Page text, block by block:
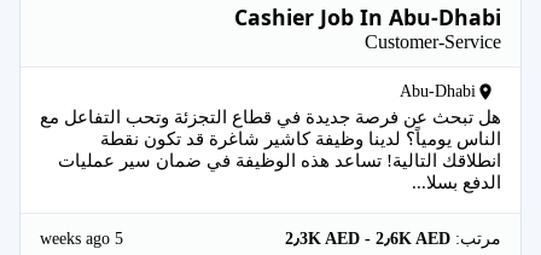
Cashier Job In Abu-Dhabi
Customer-Service
Abu-Dhabi
هل تبحث عن فرصة جديدة في قطاع التجزئة وتحب التفاعل مع
الناس يومياً؟ لدينا وظيفة كاشير شاغرة قد تكون نقطة
انطلاقك التالية! تساعد هذه الوظيفة في ضمان سير عمليات
الدفع بسلا...
مرتب: 5 weeks ago